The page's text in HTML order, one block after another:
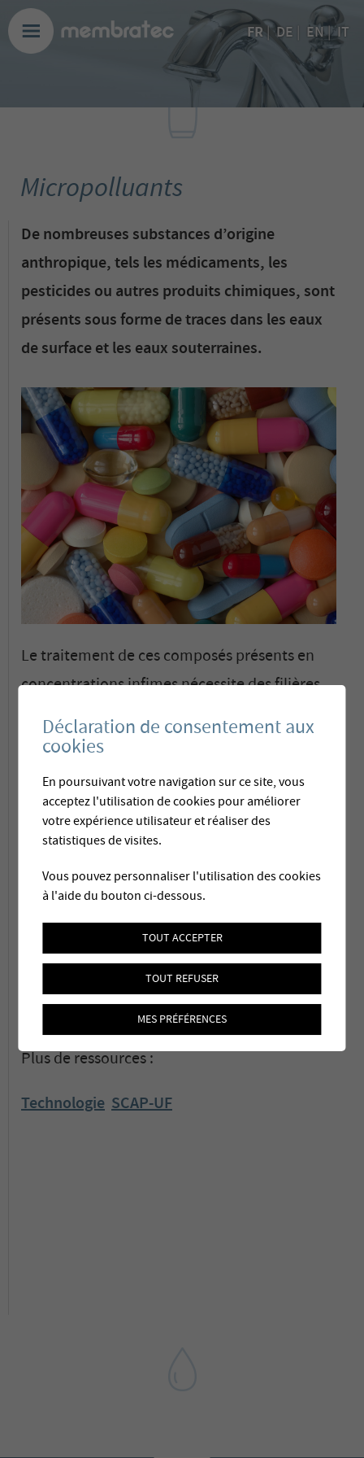
FR| DE EN| IT
Micropolluants
De nombreuses substances d’origine
anthropique, tels les médicaments, les
pesticides ou autres produits chimiques, sont
présents sous forme de traces dans les eaux
de surface et les eaux souterraines.
Le traitement de ces composés présents en
concentrations infimes nécessite des filières
complexes. Membratec est active dans le
développement de solutions innovantes
l’empreinte environnementale et l’empreinte
au sol en comparaison aux procédés
Une approche au cas par cas permet
d’optimiser la solution de traitement en
tenant compte de la qualité d’eau, des
substances à éliminer et des contraintes
Plus de ressources :
Technologie SCAP-UF
Déclaration de consentement aux
cookies
En poursuivant votre navigation sur ce site, vous
acceptez l'utilisation de cookies pour améliorer
votre expérience utilisateur et réaliser des
statistiques de visites.
Vous pouvez personnaliser l'utilisation des cookies
à l'aide du bouton ci-dessous.
TOUT ACCEPTER
TOUT REFUSER
MES PRÉFÉRENCES